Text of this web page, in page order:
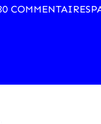
0 COMMENTAIRES